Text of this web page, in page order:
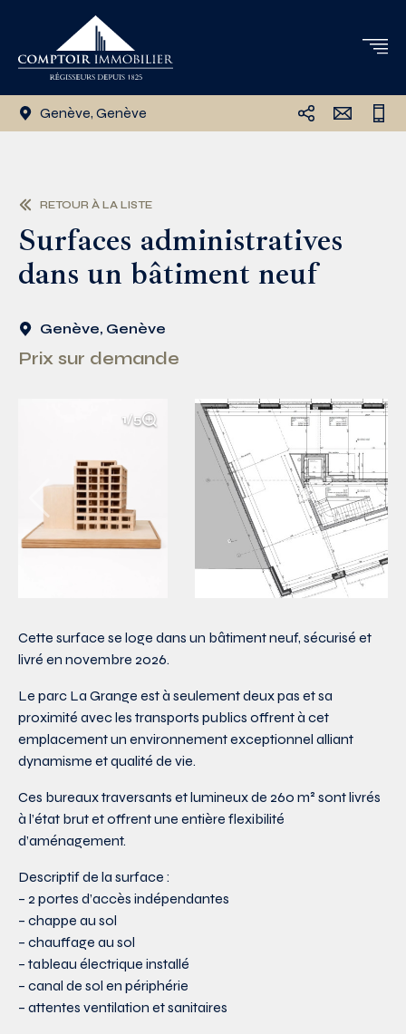
Genève, Genève
RETOUR À LA LISTE
Surfaces administratives
dans un bâtiment neuf
Genève, Genève
Prix sur demande
1/5
Cette surface se loge dans un bâtiment neuf, sécurisé et
livré en novembre 2026.
Le parc La Grange est à seulement deux pas et sa
proximité avec les transports publics offrent à cet
emplacement un environnement exceptionnel alliant
dynamisme et qualité de vie.
Ces bureaux traversants et lumineux de 260 m² sont livrés
à l’état brut et offrent une entière flexibilité
d’aménagement.
Descriptif de la surface :
– 2 portes d’accès indépendantes
– chappe au sol
– chauffage au sol
– tableau électrique installé
– canal de sol en périphérie
– attentes ventilation et sanitaires